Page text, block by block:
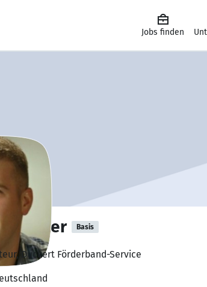
Jobs finden
Seydler Basis
Duckert Förderband-Service